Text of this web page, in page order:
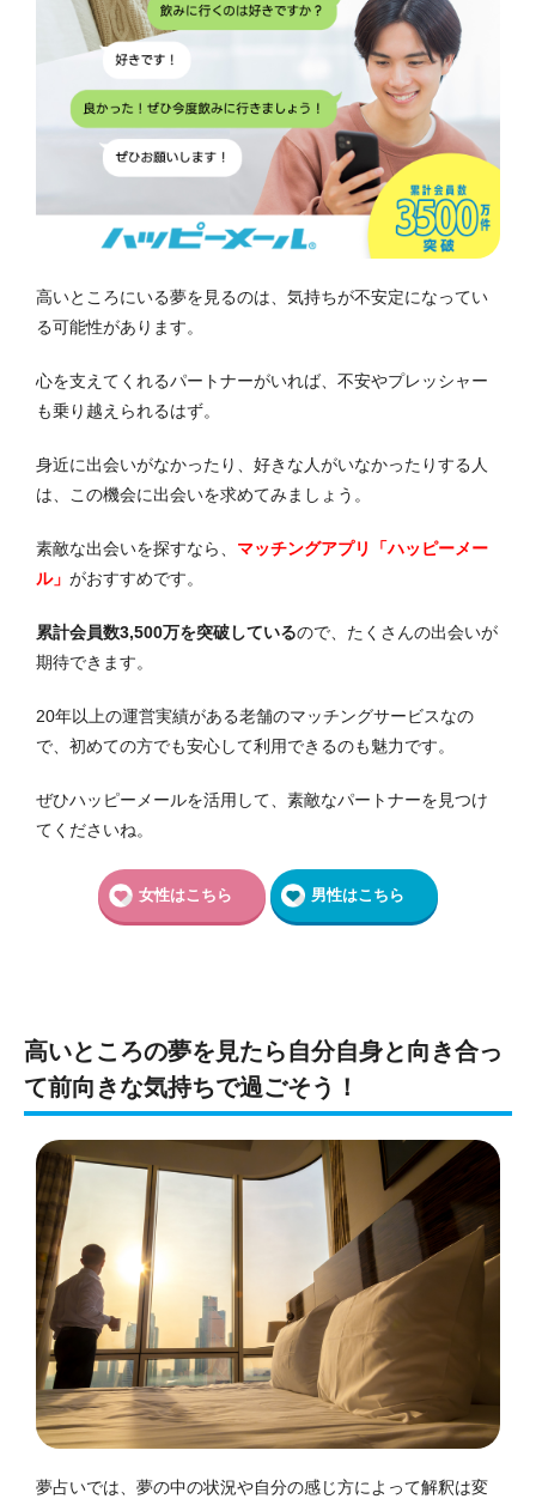
高いところにいる夢を見るのは、気持ちが不安定になってい
る可能性があります。
心を支えてくれるパートナーがいれば、不安やプレッシャー
も乗り越えられるはず。
身近に出会いがなかったり、好きな人がいなかったりする人
は、この機会に出会いを求めてみましょう。
素敵な出会いを探すなら、 マッチングアプリ「ハッピーメー
ル」 がおすすめです。
累計会員数3,500万を突破しているので、たくさんの出会いが
期待できます。
20年以上の運営実績がある老舗のマッチングサービスなの
で、初めての方でも安心して利用できるのも魅力です。
ぜひハッピーメールを活用して、素敵なパートナーを見つけ
てくださいね。
女性はこちら 男性はこちら
高いところの夢を見たら自分自身と向き合っ
て前向きな気持ちで過ごそう！
夢占いでは、夢の中の状況や自分の感じ方によって解釈は変